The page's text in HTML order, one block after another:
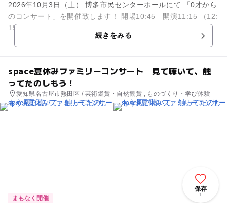
2026年10月3日（土） 博多市民センターホールにて 「0才から
のコンサート」を開催致します！ 開場10:45 開演11:15 （12:
続きをみる
space夏休みファミリーコンサート 見て聴いて、触
ってたのしもう！
愛知県名古屋市熱田区 / 芸術鑑賞・自然観賞 , ものづくり・学び体験
保存
1
まもなく開催